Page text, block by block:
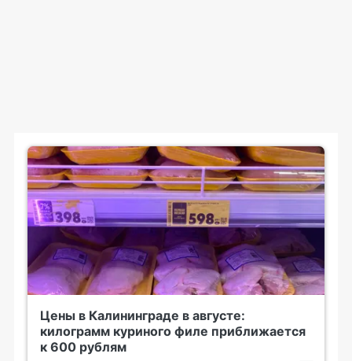
Цены в Калининграде в августе:
килограмм куриного филе приближается
к 600 рублям